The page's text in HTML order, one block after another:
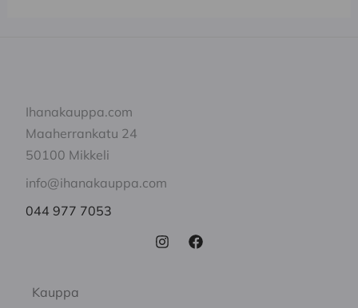
Ihanakauppa.com
Maaherrankatu 24
50100 Mikkeli
info@ihanakauppa.com
044 977 7053
Kauppa